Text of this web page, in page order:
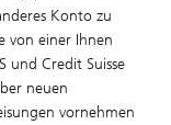
Konto zu
von einer Ihnen
und Credit Suisse
neuen
vornehmen